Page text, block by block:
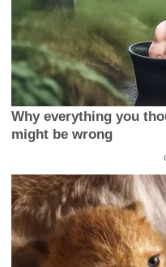
Why everything you
might be wrong